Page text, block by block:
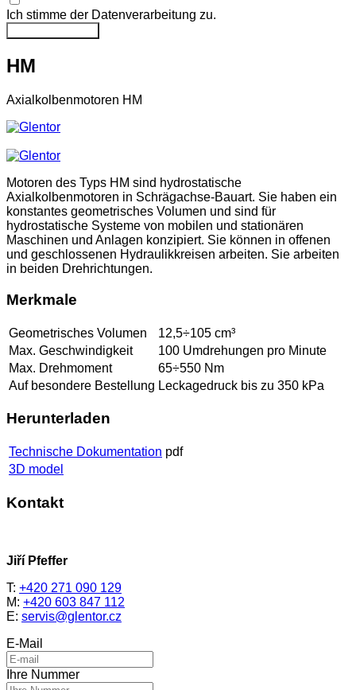
Ich stimme der Datenverarbeitung zu.
HM
Axialkolbenmotoren HM
Motoren des Typs HM sind hydrostatische
Axialkolbenmotoren in Schrägachse-Bauart. Sie haben ein
konstantes geometrisches Volumen und sind für
hydrostatische Systeme von mobilen und stationären
Maschinen und Anlagen konzipiert. Sie können in offenen
und geschlossenen Hydraulikkreisen arbeiten. Sie arbeiten
in beiden Drehrichtungen.
Merkmale
Geometrisches Volumen
12,5÷105 cm³
Max. Geschwindigkeit
100 Umdrehungen pro Minute
Max. Drehmoment
65÷550 Nm
Auf besondere Bestellung Leckagedruck bis zu 350 kPa
Herunterladen
Technische Dokumentation pdf
3D model
Kontakt
Jiří Pfeffer
T: +420 271 090 129
M: +420 603 847 112
E: servis@glentor.cz
E-Mail
Ihre Nummer